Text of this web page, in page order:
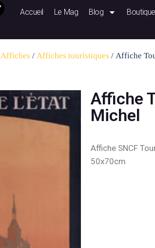
Accueil Le Mag Blog Boutique
Affiches / Affiches touristiques / Affiche
Affiche
Michel
Affiche SNCF
50x70cm